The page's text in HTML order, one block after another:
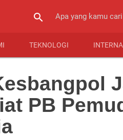
search
TEKNOLOGI
PB